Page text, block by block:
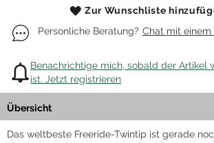
Zur Wunschliste
Personliche Beratung? Chat mit einem
Benachrichtige mich, sobald der Artikel
ist. Jetzt registrieren
Übersicht
Das weltbeste Freeride-Twintip ist gerade